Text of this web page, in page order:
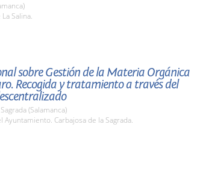
Salina.
sobre Gestión de la Materia Orgánica
Recogida y tratamiento a través del
(Salamanca)
Ayuntamiento. Carbajosa de la Sagrada.